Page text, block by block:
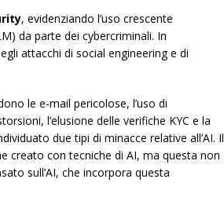
, evidenziando l’uso crescente
da parte dei cybercriminali. In
attacchi di social engineering e di
le e-mail pericolose, l’uso di
l’elusione delle verifiche KYC e la
due tipi di minacce relative all’AI. Il
creato con tecniche di AI, ma questa non
sull’AI, che incorpora questa